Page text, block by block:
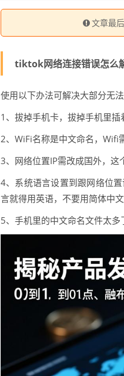
文章最
tiktok网络连接错误怎么
使用以下办法可解决大部分无
1、拔掉手机卡，拔掉手机里插
2、WiFi名称是中文命名，Wifi
3、网络位置IP需改成国外，这
4、系统语言设置到跟网络位
言就得用英语，不要用简体中文
5、手机里的中文命名文件太多